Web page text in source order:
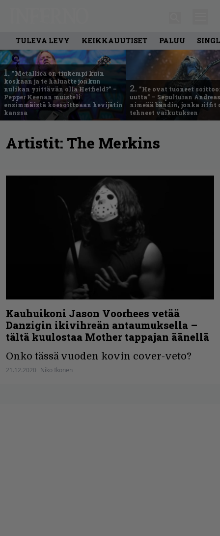
TULEVA LEVY KEIKKAUUTISET PALUU
1. ”Metallica on tiukempi kuin
koskaan ja te haluatte jonkun
nulikan yrittävän olla Hetfield?” –
Pepper Keenan muisteli
ensimmäistä koesoittoaan hevijätin
kanssa
2. ”He ovat tuoneet
uutta” – Sepulturan
nimeää bändin, jonka riffit
tehneet vaikutuksen
Artistit: The Merkins
Kauhuikoni Jason Voorhees vetää
Danzigin ikivihreän antaumuksella –
tältä kuulostaa Mother tappajan äänellä
Onko tässä vuoden kovin cover-veto?
21.12.2020 Niko Ikonen